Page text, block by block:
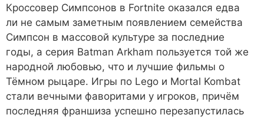
Кроссовер Симпсонов в Fortnite оказался едва
ли не самым заметным появлением семейства
Симпсон в массовой культуре за последние
годы, а серия Batman Arkham пользуется той же
народной любовью, что и лучшие фильмы о
Тёмном рыцаре. Игры по Lego и Mortal Kombat
стали вечными фаворитами у игроков, причём
последняя франшиза успешно перезапустилась